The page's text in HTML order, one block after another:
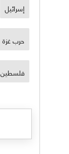
إسرائيل
حرب غزة
فلسطين